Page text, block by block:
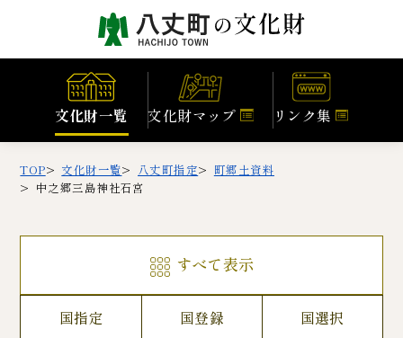
文化財一覧 文化財マップ リンク集
TOP 文化財一覧 八丈町指定
町郷土資料
中之郷三島神社石宮
すべて表示
国指定 国登録 国選択